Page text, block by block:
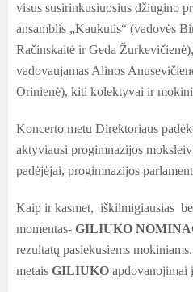
visus susirinkusiuosius džiugino
ansamblis „Kaukutis“ (vadovės
Račinskaitė ir Geda
vadovaujamas Alinos
Orinienė), kiti kolektyvai ir
Koncerto metu Direktoriaus
aktyviausi progimnazijos
padėjėjai, progimnazijos
Kaip ir kasmet, iškilmigiausias
momentas- GILIUKO
rezultatų pasiekusiems
metais GILIUKO apdovanojimai